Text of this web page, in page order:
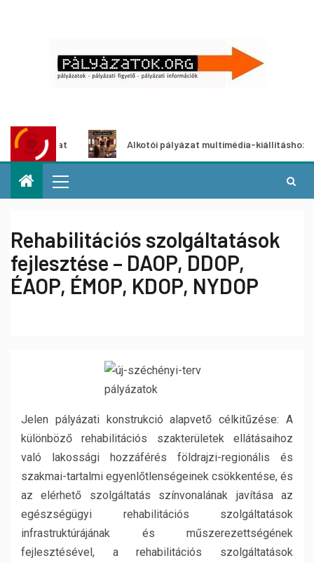
Alkotói pályázat multimédia-kiállításhoz
Rehabilitációs szolgáltatások
fejlesztése – DAOP, DDOP,
ÉAOP, ÉMOP, KDOP, NYDOP
Jelen pályázati konstrukció alapvető célkitűzése: A
különböző rehabilitációs szakterületek ellátásaihoz
való lakossági hozzáférés földrajzi-regionális és
szakmai-tartalmi egyenlőtlenségeinek csökkentése, és
az elérhető szolgáltatás színvonalának javítása az
egészségügyi rehabilitációs szolgáltatások
infrastruktúrájának és műszerezettségének
fejlesztésével, a rehabilitációs szolgáltatások